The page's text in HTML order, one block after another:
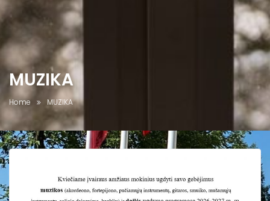
MUZIKA
Home MUZIKA